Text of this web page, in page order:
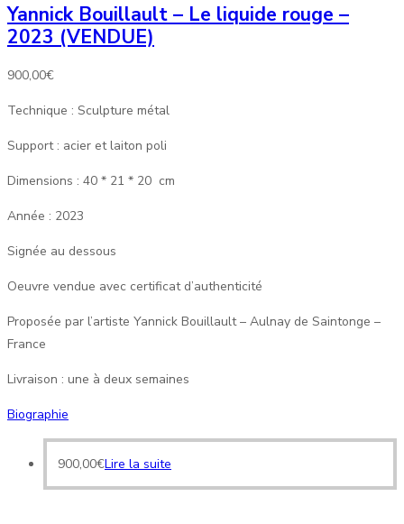
Yannick Bouillault – Le liquide rouge –
2023 (VENDUE)
900,00€
Technique : Sculpture métal
Support : acier et laiton poli
Dimensions : 40 * 21 * 20 cm
Année : 2023
Signée au dessous
Oeuvre vendue avec certificat d’authenticité
Proposée par l’artiste Yannick Bouillault – Aulnay de Saintonge –
France
Livraison : une à deux semaines
Biographie
900,00€Lire la suite